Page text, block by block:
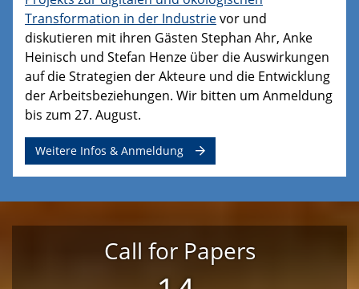
Transformation in der Industrievor und
diskutieren mit ihren Gästen Stephan Ahr, Anke
Heinisch und Stefan Henze über die Auswirkungen
auf die Strategien der Akteure und die Entwicklung
der Arbeitsbeziehungen. Wir bitten um Anmeldung
bis zum 27. August.
Weitere Infos & Anmeldung
Call for Papers